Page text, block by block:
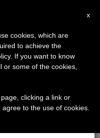
5th, 2012
×
haremos la pausa
periodo de verano
y también el
x
cookies, which are
to achieve the
If you want to know
or some of the cookies,
clicking a link or
to the use of cookies.